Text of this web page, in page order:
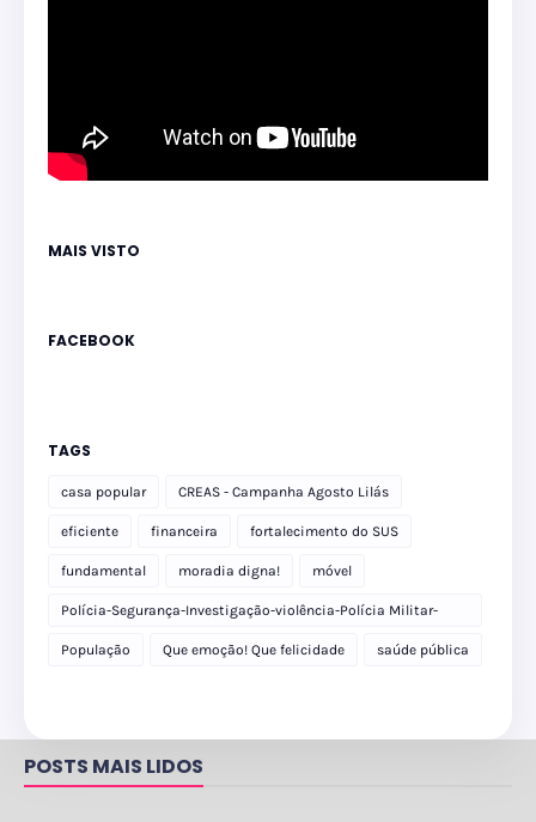
MAIS VISTO
FACEBOOK
TAGS
casa popular CREAS - Campanha Agosto Lilás
eficiente financeira fortalecimento do SUS
fundamental moradia digna! móvel
Polícia-Segurança-Investigação-violência-Polícia Militar-
delegacia
População Que emoção! Que felicidade saúde pública
POSTS MAIS LIDOS